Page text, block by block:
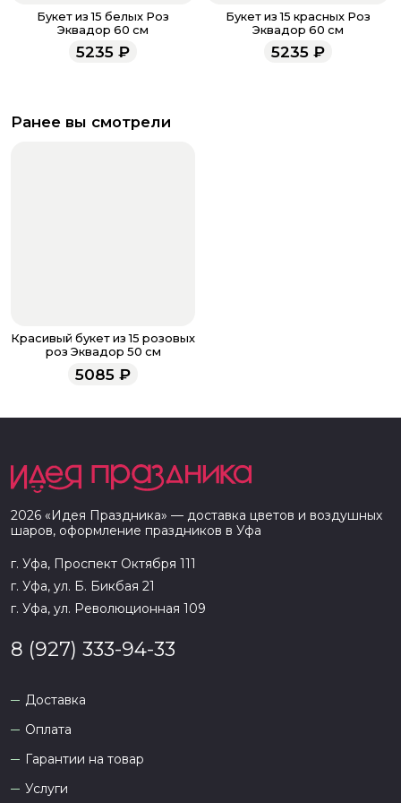
Букет из 15 белых Роз
Эквадор 60 см
5235 ₽
Букет из 15 красных Роз
Эквадор 60 см
5235 ₽
Ранее вы смотрели
Красивый букет из 15 розовых
роз Эквадор 50 см
5085 ₽
2026 «Идея Праздника» — доставка цветов и воздушных
шаров, оформление праздников в Уфа
г. Уфа, Проспект Октября 111
г. Уфа, ул. Б. Бикбая 21
г. Уфа, ул. Революционная 109
8 (927) 333-94-33
Доставка
Оплата
Гарантии на товар
Услуги